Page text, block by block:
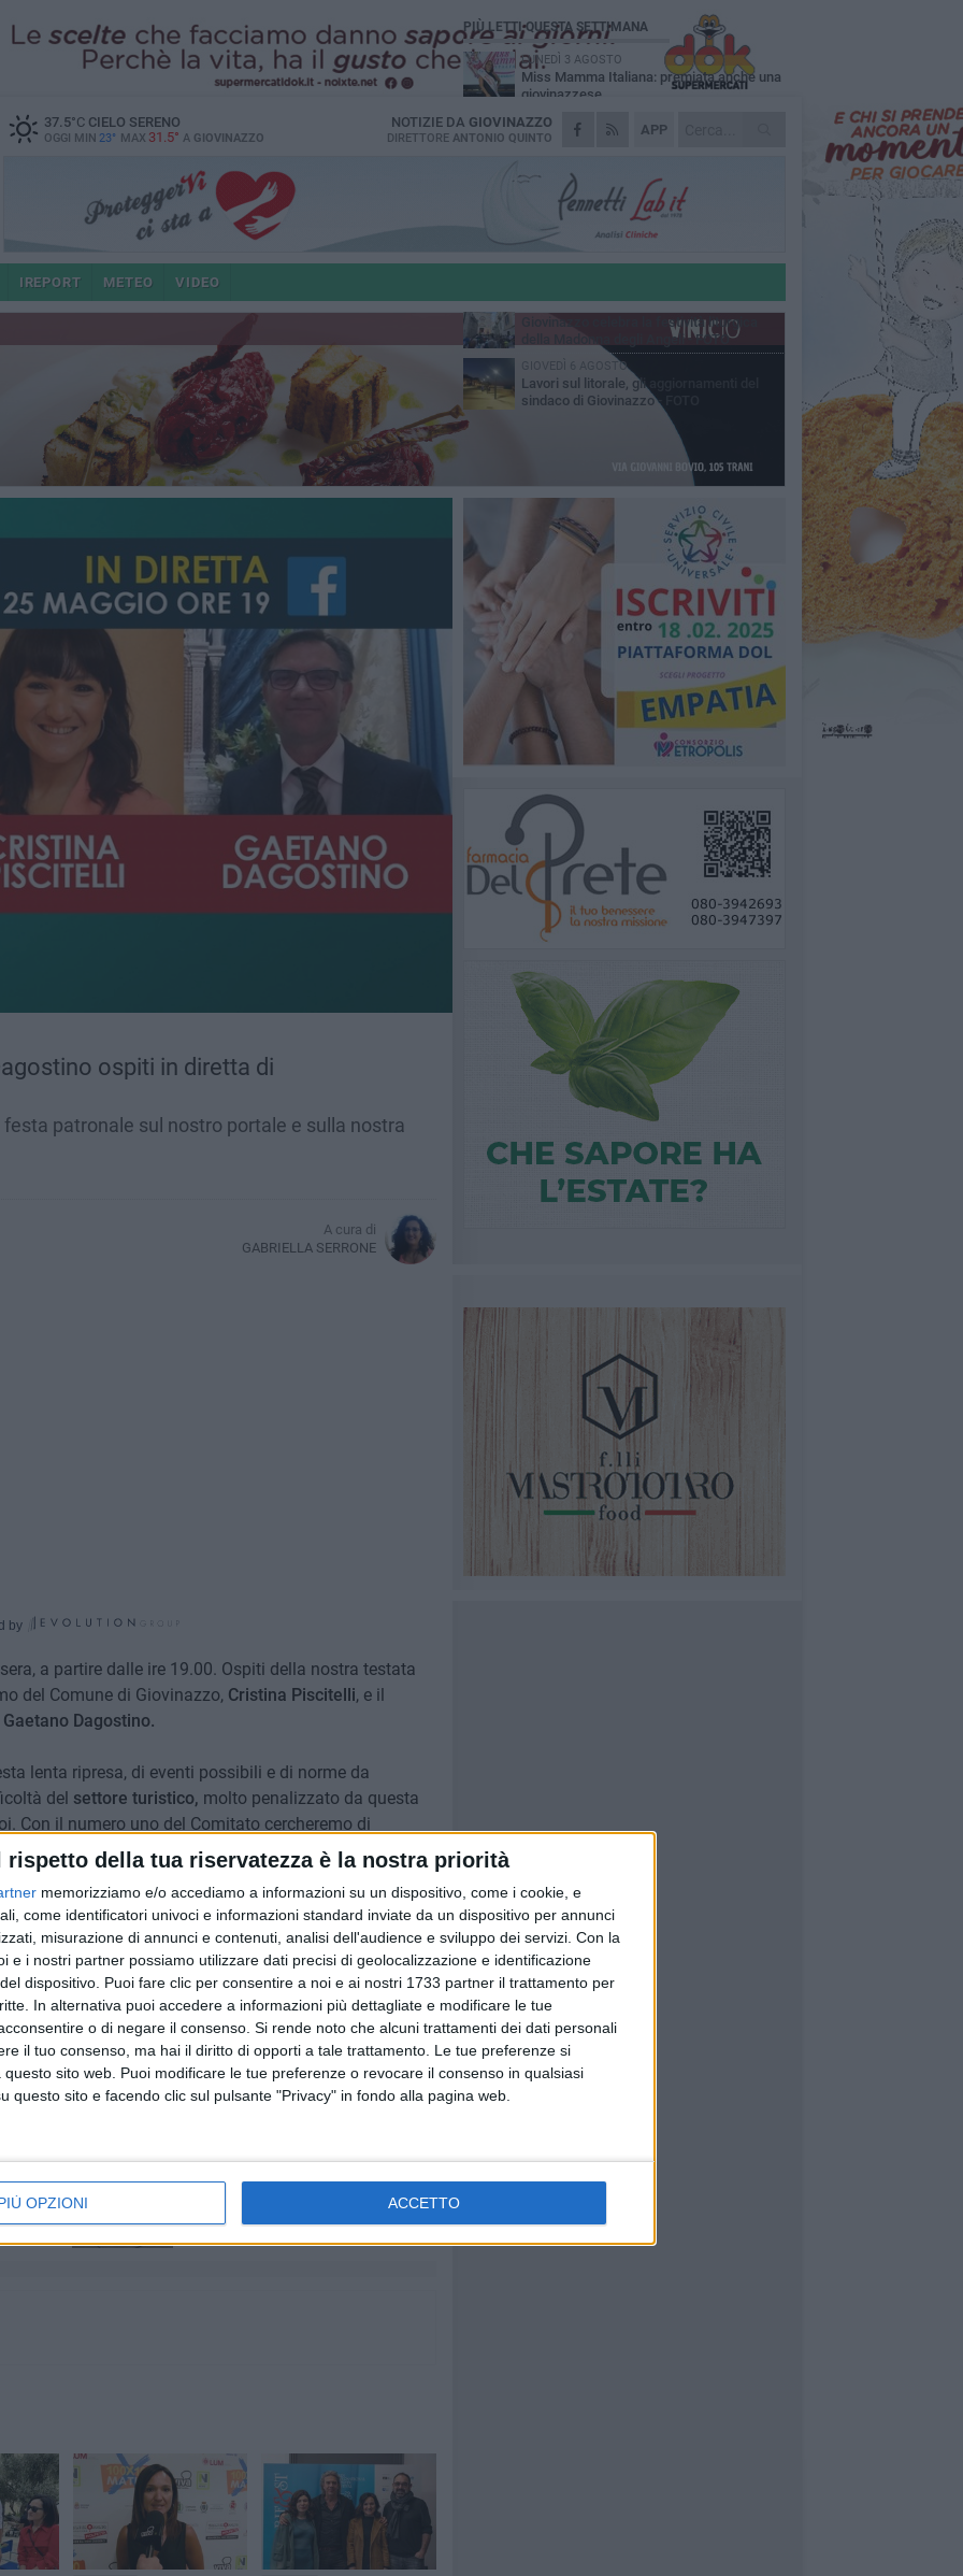
rispetto della tua riservatezza è la nostra priorità
memorizziamo e/o accediamo a informazioni su un dispositivo, come i cookie, e
come identificatori univoci e informazioni standard inviate da un dispositivo per annunci
misurazione di annunci e contenuti, analisi dell'audience e sviluppo dei servizi. Con la
e i nostri partner possiamo utilizzare dati precisi di geolocalizzazione e identificazione
dispositivo. Puoi fare clic per consentire a noi e ai nostri 1733 partner il trattamento per
In alternativa puoi accedere a informazioni più dettagliate e modificare le tue
o di negare il consenso. Si rende noto che alcuni trattamenti dei dati personali
il tuo consenso, ma hai il diritto di opporti a tale trattamento. Le tue preferenze si
sito web. Puoi modificare le tue preferenze o revocare il consenso in qualsiasi
questo sito e facendo clic sul pulsante "Privacy" in fondo alla pagina web.
OPZIONI ACCETTO
37.5°CCIELO SERENO
OGGI MIN 23° MAX 31.5° A GIOVINAZZO
APP
NOTIZIE DA GIOVINAZZO
DIRETTORE ANTONIO QUINTO
IREPORT METEO VIDEO
ospiti in diretta di
patronale sul nostro portale e sulla nostra
A cura di
GABRIELLA SERRONE
by
a partire dalle ire 19.00. Ospiti della nostra testata
del Comune di Giovinazzo, Cristina Piscitelli, e il
Gaetano Dagostino.
lenta ripresa, di eventi possibili e di norme da
del settore turistico, molto penalizzato da questa
Con il numero uno del Comitato cercheremo di
in onore di Maria SS di Corsignano
e capiremo
dello staff, anche alla luce delle recentissime
alle quali si è adeguata anche la nostra diocesi.
i lettori di GiovinazzoViva potranno scrivere e
saranno oggetto del dibattito moderato da
portale, sia dalla nostra pagina Facebook.
PISCITELLI
anni
PIÙ LETTI QUESTA SETTIMANA
LUNEDÌ 3 AGOSTO
Miss Mamma Italiana: premiata anche una
giovinazzese
MARTEDÌ 4 AGOSTO
Liquidi oleosi sul litorale di Giovinazzo,
MERCOLEDÌ 5 AGOSTO
Problemi raccolta plastica in Puglia:
l'assessora Ciliento prova a spegnere le
LUNEDÌ 3 AGOSTO
«Giovinazzo, a che punto siamo?»:
MARTEDÌ 4 AGOSTO
Giovinazzo celebra la festività liturgica
della Madonna degli Angeli - FOTO
GIOVEDÌ 6 AGOSTO
Lavori sul litorale, gli aggiornamenti del
sindaco di Giovinazzo - FOTO